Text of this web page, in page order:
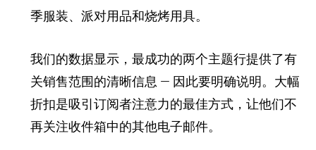
季服装、派对用品和烧烤用具。
我们的数据显示，最成功的两个主题行提供了有
关销售范围的清晰信息 — 因此要明确说明。大幅
折扣是吸引订阅者注意力的最佳方式，让他们不
再关注收件箱中的其他电子邮件。